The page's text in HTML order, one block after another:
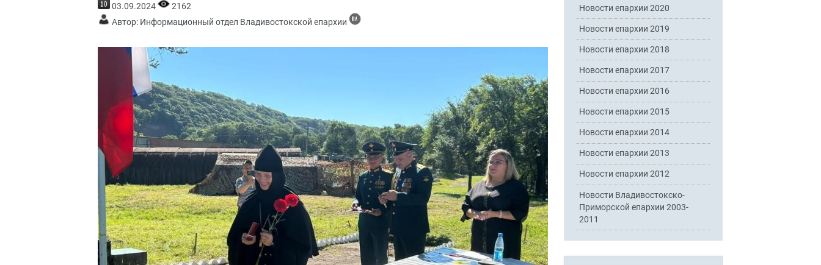
03.09.2024
2162
Автор: Информационный отдел Владивостокской епархии
Новости епархии 2020
Новости епархии 2019
Новости епархии 2018
Новости епархии 2017
Новости епархии 2016
Новости епархии 2015
Новости епархии 2014
Новости епархии 2013
Новости епархии 2012
Новости Владивостокско-
Приморской епархии 2003-
2011